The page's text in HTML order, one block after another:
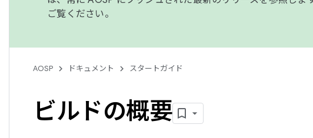
ご覧ください。
AOSP ドキュメント スタートガイド
ビルドの概要